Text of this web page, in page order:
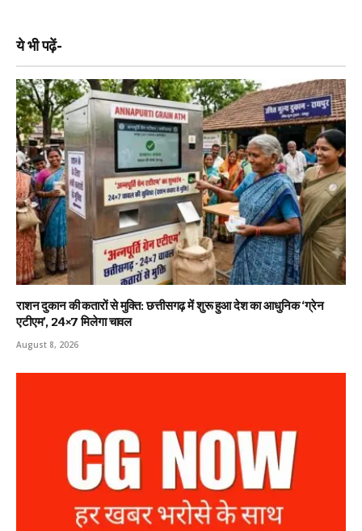
ये भी पढ़ें-
राशन दुकान की कतारों से मुक्ति: छत्तीसगढ़ में शुरू हुआ देश का आधुनिक ‘ग्रेन
एटीएम’, 24×7 मिलेगा चावल
August 8, 2026